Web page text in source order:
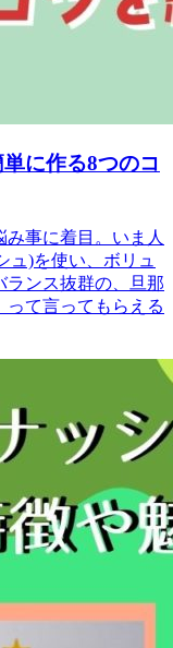
に作る8つのコ
事に着目。いま人
ュ)を使い、ボリュ
ランス抜群の、旦那
って言ってもらえる